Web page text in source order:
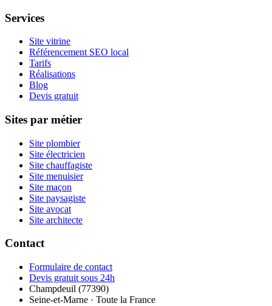
Services
Site vitrine
Référencement SEO local
Tarifs
Réalisations
Blog
Devis gratuit
Sites par métier
Site plombier
Site électricien
Site chauffagiste
Site menuisier
Site maçon
Site paysagiste
Site avocat
Site architecte
Contact
Formulaire de contact
Devis gratuit sous 24h
Champdeuil (77390)
Seine-et-Marne · Toute la France